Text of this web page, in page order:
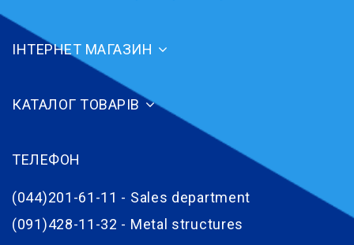
ІНТЕРНЕТ МАГАЗИН
КАТАЛОГ ТОВАРІВ
ТЕЛЕФОН
(044)201-61-11 - Sales department
(091)428-11-32 - Metal structures